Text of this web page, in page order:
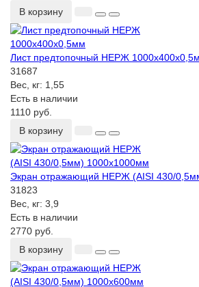
В корзину
Лист предтопочный НЕРЖ
31687
Вес, кг: 1,55
Есть в наличии
1110 руб.
В корзину
Экран отражающий НЕРЖ (AISI 430/
31823
Вес, кг: 3,9
Есть в наличии
2770 руб.
В корзину